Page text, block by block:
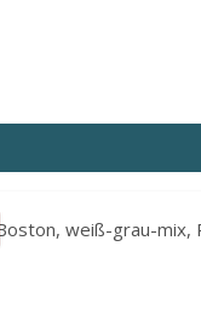
Polyrattan Wichtig: